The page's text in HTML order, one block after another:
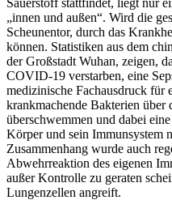
Sauerstoff stattfindet, liegt nur
„innen und außen“. Wird die
Scheunentor, durch das
können. Statistiken aus dem
der Großstadt Wuhan, zeigen,
COVID-19 verstarben, eine
medizinische Fachausdruck für
krankmachende Bakterien
überschwemmen und dabei
Körper und sein Immunsystem
Zusammenhang wurde auch
Abwehrreaktion des eigenen
außer Kontrolle zu geraten
Lungenzellen angreift.